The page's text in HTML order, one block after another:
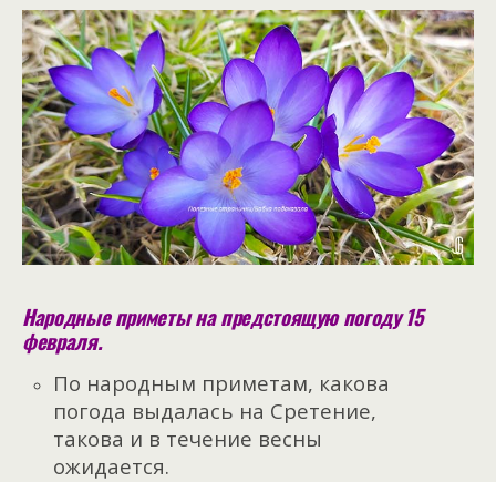
Народные приметы на предстоящую погоду 15
февраля.
По народным приметам, какова
погода выдалась на Сретение,
такова и в течение весны
ожидается.